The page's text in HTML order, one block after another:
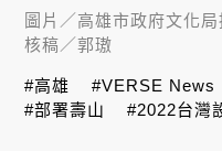
圖片／高雄市政府文化局
核稿／郭璈
#高雄 #VERSE News
#部署壽山
#2022台灣